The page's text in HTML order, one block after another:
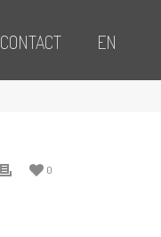
CONTACT EN
0